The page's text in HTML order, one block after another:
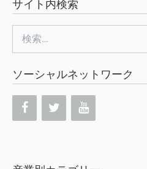
サイト内検索
索:
ソーシャルネットワーク